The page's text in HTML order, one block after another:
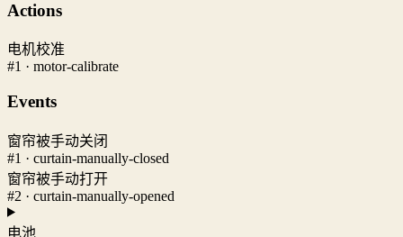
Actions
电机校准
#1 · motor-calibrate
Events
窗帘被手动关闭
#1 · curtain-manually-closed
窗帘被手动打开
#2 · curtain-manually-opened
电池